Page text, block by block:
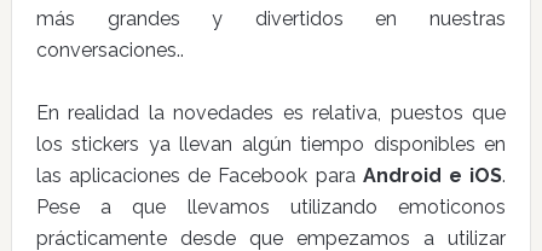
más grandes y divertidos en nuestras
conversaciones..
En realidad la novedades es relativa, puestos que
los stickers ya llevan algún tiempo disponibles en
las aplicaciones de Facebook para Android e iOS.
Pese a que llevamos utilizando emoticonos
prácticamente desde que empezamos a utilizar